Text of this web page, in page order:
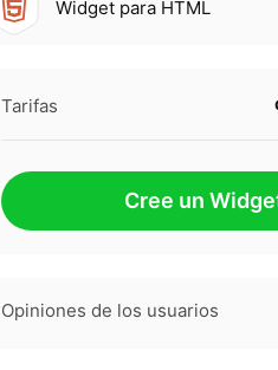
Widget para HTML
Tarifas
Cree un
Opiniones de los usuarios